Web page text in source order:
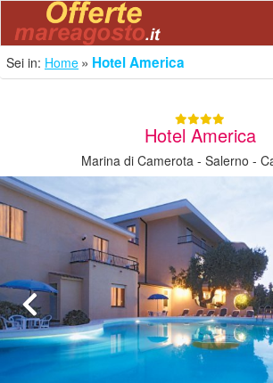
Sei in: Home Hotel America
Hotel America
Marina di Camerota - Salerno -